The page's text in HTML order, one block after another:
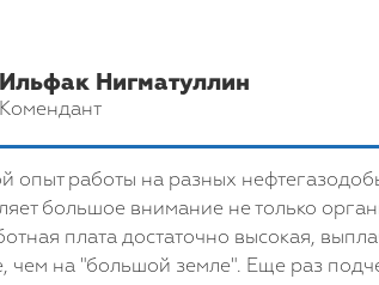
Ильфак Нигматуллин
Комендант
работы на разных
большое внимание не только
плата достаточно высокая,
чем на "большой земле". Еще раз